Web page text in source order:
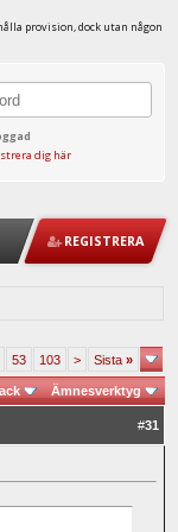
provision, dock utan någon
dig här
REGISTRERA
53 103 > Sista»
Ämnesverktyg
#31